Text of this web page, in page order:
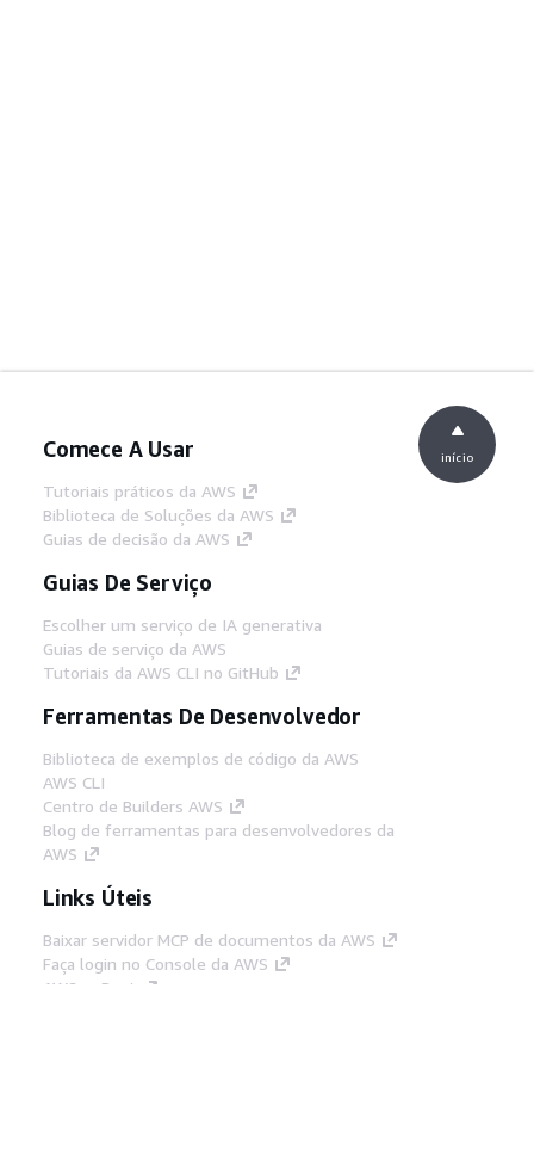
Comece A Usar
Tutoriais práticos da AWS
Biblioteca de Soluções da AWS
Guias de decisão da AWS
Guias De Serviço
Escolher um serviço de IA generativa
Guias de serviço da AWS
Tutoriais da AWS CLI no GitHub
Ferramentas De Desenvolvedor
Biblioteca de exemplos de código da AWS
AWS CLI
Centro de Builders AWS
Blog de ferramentas para desenvolvedores da
AWS
Links Úteis
Baixar servidor MCP de documentos da AWS
Faça login no Console da AWS
AWS re:Post
início